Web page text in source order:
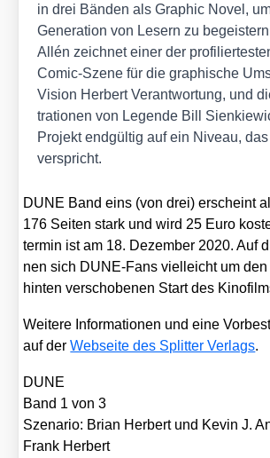
in drei Bän­den als Gra­phic Novel,
Gene­ra­ti­on von Lesern zu
Allén zeich­net einer der
Comic-Sze­ne für die gra­phi­sche
Visi­on Her­bert Ver­ant­wor­tung, und
tra­tio­nen von Legen­de Bill
Pro­jekt end­gül­tig auf ein Niveau,
ver­spricht.
DUNE Band eins (von drei) erscheint
176 Sei­ten stark und wird 25 Euro
ter­min ist am 18. Dezem­ber 2020. Auf
nen sich DUNE-Fans viel­leicht um
hin­ten ver­scho­be­nen Start des
Wei­te­re Infor­ma­tio­nen und eine
auf derWeb­sei­te des Split­ter Ver­lags.
DUNE
Band 1 von 3
Sze­na­rio: Bri­an Her­bert und Kevin J.
Frank Her­bert